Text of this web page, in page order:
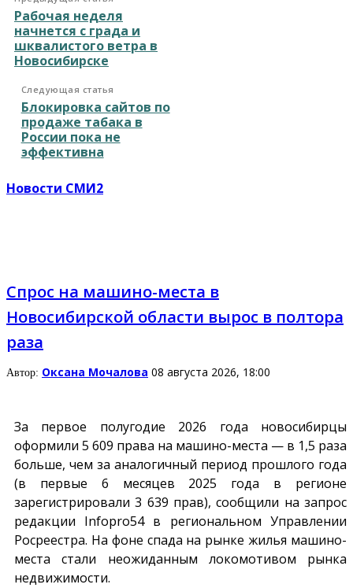
Рабочая неделя
начнется с града и
шквалистого ветра в
Новосибирске
Следующая статья
Блокировка сайтов по
продаже табака в
России пока не
эффективна
Новости СМИ2
Спрос на машино-места в
Новосибирской области вырос в полтора
раза
Автор: Оксана Мочалова 08 августа 2026, 18:00
За первое полугодие 2026 года новосибирцы
оформили 5 609 права на машино-места — в 1,5 раза
больше, чем за аналогичный период прошлого года
(в первые 6 месяцев 2025 года в регионе
зарегистрировали 3 639 прав), сообщили на запрос
редакции Infopro54в региональном Управлении
Росреестра. На фоне спада на рынке жилья машино-
места стали неожиданным локомотивом рынка
недвижимости.